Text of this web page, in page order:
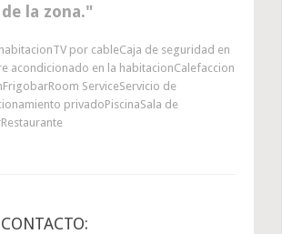
la zona.
por cableCaja de seguridad en
acondicionado en la habitacionCalefaccion
ServiceServicio de
privadoPiscinaSala de